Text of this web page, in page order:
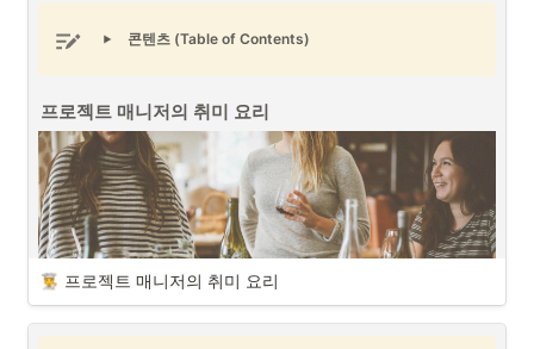
다양한 이해관계자와 의사소통을 통해서 프로젝트를 진행 및 관리하는
프로젝트 매니저 (PM/PO) 로서 커뮤니티는 중요한 요소 중에 하나입니
다. 프로젝트와 연관된 커뮤니티를 통해서 프로젝트에 관련된 사항들에
대한 다양한 형태의 피드백을 확인할 수 있으며 커뮤니티를 통한 다양한
프로젝트 전략을 구상할 수도 있습니다.
커뮤니티의 종류는 크게 B2B(기업 대 기업) 커뮤니티와 B2C(기업 대 소
비자) 커뮤니티로 구분할 수 있습니다. 프로젝트 매니저는 각 커뮤니티의
형태에 대한 특징을 이해하고 프로젝트 진행시에 프로젝트를 지원할 수
있는 커뮤니티를 구축할 때 활용할 수 있을 것입니다.
콘텐츠 (Table of Contents)
프로젝트 매니저의 취미 요리
프로젝트 매니저의 취미 요리